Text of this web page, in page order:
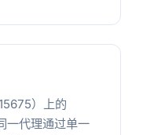
）上的
代理通过单一